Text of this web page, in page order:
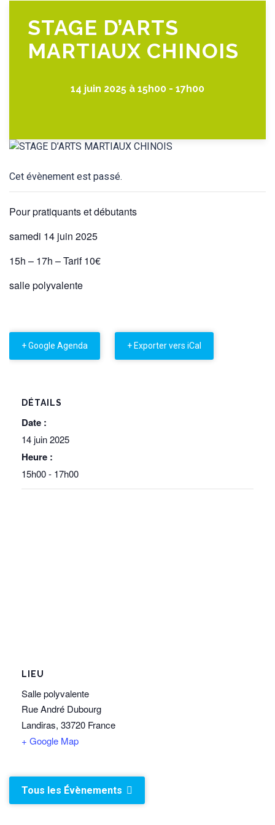
STAGE D’ARTS
MARTIAUX CHINOIS
14 juin 2025 à 15h00 - 17h00
Cet évènement est passé.
Pour pratiquants et débutants
samedi 14 juin 2025
15h – 17h – Tarif 10€
salle polyvalente
+ Google Agenda + Exporter vers iCal
DÉTAILS
Date :
14 juin 2025
Heure :
15h00 - 17h00
LIEU
Salle polyvalente
Rue André Dubourg
Landiras, 33720 France
+ Google Map
Tous les Évènements